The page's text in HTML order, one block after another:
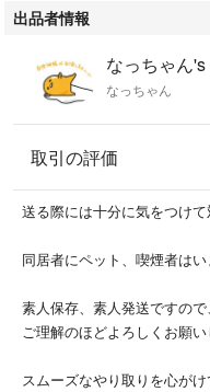
#旅立ちの3匹
出品者情報
なっちゃん
なっちゃん
取引の評価
送る際には十分に気をつけて
同居者にペット、喫煙者はい
素人保存、素人発送ですので、
ご理解のほどよろしくお願い
スムーズなやり取りを心がけ